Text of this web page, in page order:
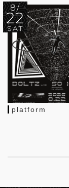
8/
22
SAT
platform